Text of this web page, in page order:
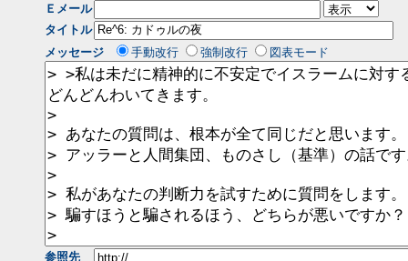
Ｅメール
タイトル
メッセージ
手動改行 強制改行 図表モード
参照先